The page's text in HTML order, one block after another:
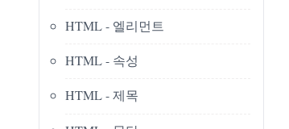
HTML - 엘리먼트
HTML - 속성
HTML - 제목